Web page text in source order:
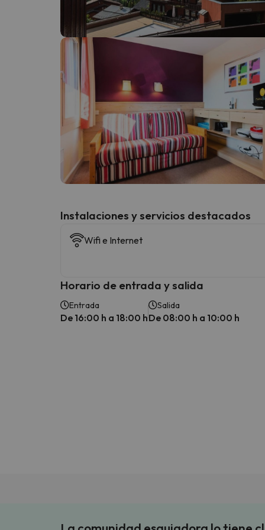
¡Vaya! Parece que nuestro buscador ha
Instalaciones y servicios destacados
Wifi e Internet
Horario de entrada y salida
Entrada
De 16:00 h a 18:00 h
Salida
De 08:00 h a 10:00 h